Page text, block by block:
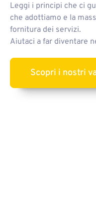
Leggi i principi che ci
che adottiamo e la
fornitura dei servizi.
Aiutaci a far diventare
Scopri i nostri